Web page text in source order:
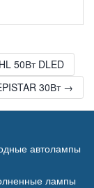
50Вт DLED
30Вт →
автолампы
лампы